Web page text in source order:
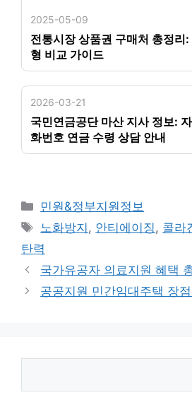
2025-05-09
전통시장 상품권 구매처 총정리
형 비교 가이드
2026-03-21
국민연금공단 마산 지사 정보:
화번호 연금 수령 상담 안내
카
테
리
민원&정부지원정보
태
그
노화방지 , 안티에이징, 콜라
탄력
국가유공자 의료지원 혜택
공공지원 민간임대주택 장